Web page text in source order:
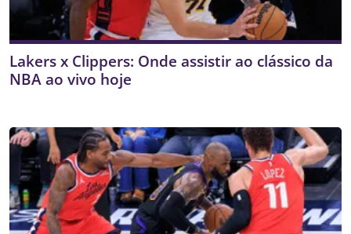
Lakers x Clippers: Onde assistir ao clássico da
NBA ao vivo hoje